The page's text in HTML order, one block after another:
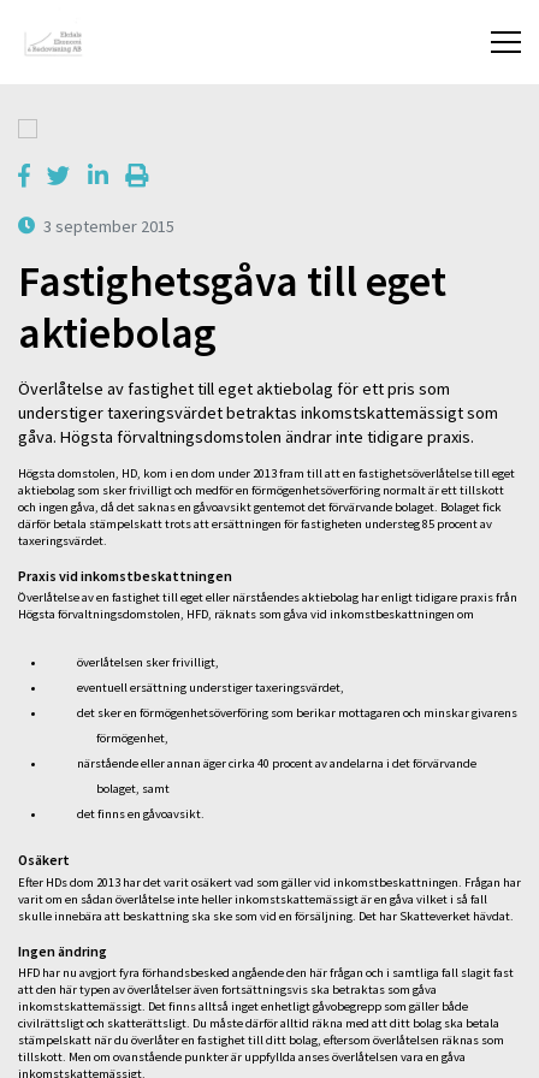
3 september 2015
Fastighetsgåva till eget
aktiebolag
Överlåtelse av fastighet till eget aktiebolag för ett pris som
understiger taxeringsvärdet betraktas inkomstskattemässigt som
gåva. Högsta förvaltningsdomstolen ändrar inte tidigare praxis.
Högsta domstolen, HD, kom i en dom under 2013 fram till att en fastighetsöverlåtelse till eget
aktiebolag som sker frivilligt och medför en förmögenhetsöverföring normalt är ett tillskott
och ingen gåva, då det saknas en gåvoavsikt gentemot det förvärvande bolaget. Bolaget fick
därför betala stämpelskatt trots att ersättningen för fastigheten understeg 85 procent av
taxeringsvärdet.
Praxis vid inkomstbeskattningen
Överlåtelse av en fastighet till eget eller närståendes aktiebolag har enligt tidigare praxis från
Högsta förvaltningsdomstolen, HFD, räknats som gåva vid inkomstbeskattningen om
överlåtelsen sker frivilligt,
eventuell ersättning understiger taxeringsvärdet,
det sker en förmögenhetsöverföring som berikar mottagaren och minskar givarens
förmögenhet,
närstående eller annan äger cirka 40 procent av andelarna i det förvärvande
bolaget, samt
det finns en gåvoavsikt.
Osäkert
Efter HDs dom 2013 har det varit osäkert vad som gäller vid inkomstbeskattningen. Frågan har
varit om en sådan överlåtelse inte heller inkomstskattemässigt är en gåva vilket i så fall
skulle innebära att beskattning ska ske som vid en försäljning. Det har Skatteverket hävdat.
Ingen ändring
HFD har nu avgjort fyra förhandsbesked angående den här frågan och i samtliga fall slagit fast
att den här typen av överlåtelser även fortsättningsvis ska betraktas som gåva
inkomstskattemässigt. Det finns alltså inget enhetligt gåvobegrepp som gäller både
civilrättsligt och skatterättsligt. Du måste därför alltid räkna med att ditt bolag ska betala
stämpelskatt när du överlåter en fastighet till ditt bolag, eftersom överlåtelsen räknas som
tillskott. Men om ovanstående punkter är uppfyllda anses överlåtelsen vara en gåva
inkomstskattemässigt.